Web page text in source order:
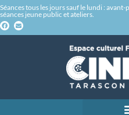
Séances tous les jours sauf le lundi :
séances jeune public et ateliers.